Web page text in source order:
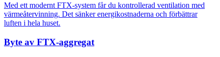
Med ett modernt FTX-system får du kontrollerad ventilation med
värmeåtervinning. Det sänker energikostnaderna och förbättrar
luften i hela huset.
Byte av FTX-aggregat